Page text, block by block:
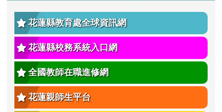
花蓮縣教育處全球資訊網
花蓮縣校務系統入口網
全國教師在職進修網
花蓮親師生平台